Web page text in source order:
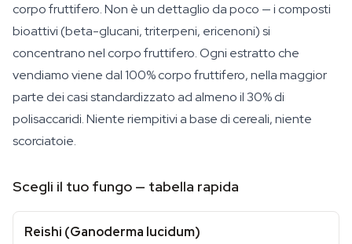
corpo fruttifero. Non è un dettaglio da poco — i composti
bioattivi (beta-glucani, triterpeni, ericenoni) si
concentrano nel corpo fruttifero. Ogni estratto che
vendiamo viene dal 100% corpo fruttifero, nella maggior
parte dei casi standardizzato ad almeno il 30% di
polisaccaridi. Niente riempitivi a base di cereali, niente
scorciatoie.
Scegli il tuo fungo — tabella rapida
Reishi (Ganoderma lucidum)